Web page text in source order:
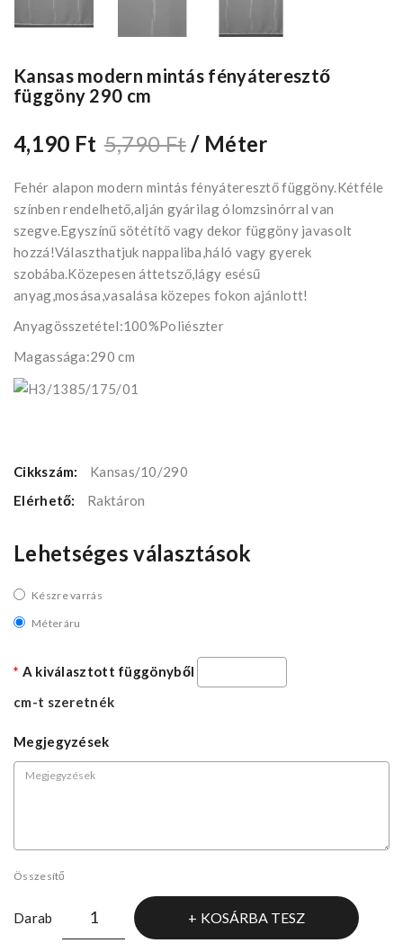
Kansas modern mintás fényáteresztő
függöny 290 cm
4,190 Ft 5,790 Ft/ Méter
Fehér alapon modern mintás fényáteresztő függöny.Kétféle
színben rendelhető,alján gyárilag ólomzsinórral van
szegve.Egyszínű sötétítő vagy dekor függöny javasolt
hozzá!Választhatjuk nappaliba,háló vagy gyerek
szobába.Közepesen áttetsző,lágy esésű
anyag,mosása,vasalása közepes fokon ajánlott!
Anyagösszetétel:100%Poliészter
Magassága:290 cm
Cikkszám:
Kansas/10/290
Elérhető:
Raktáron
Lehetséges választások
Készre varrás
Méteráru
A kiválasztott függönyből
cm-t szeretnék
Megjegyzések
Összesítő
Darab KOSÁRBA TESZ